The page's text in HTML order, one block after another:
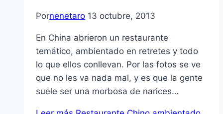
Pornenetaro 13 octubre, 2013
En China abrieron un restaurante
temático, ambientado en retretes y todo
lo que ellos conllevan. Por las fotos se ve
que no les va nada mal, y es que la gente
suele ser una morbosa de narices…